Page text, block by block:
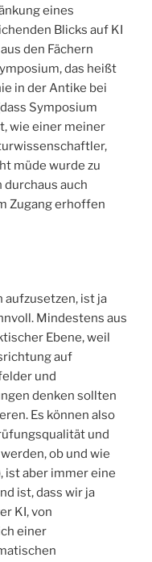
eines
Blicks auf KI
den Fächern
das heißt
in der Antike bei
Symposium
wie einer meiner
müde wurde zu
durchaus auch
Zugang erhoffen
aufzusetzen, ist ja
Mindestens aus
Ebene, weil
auf
und
denken sollten
Es können also
und
ob und wie
ist aber immer eine
ist, dass wir ja
KI, von
einer